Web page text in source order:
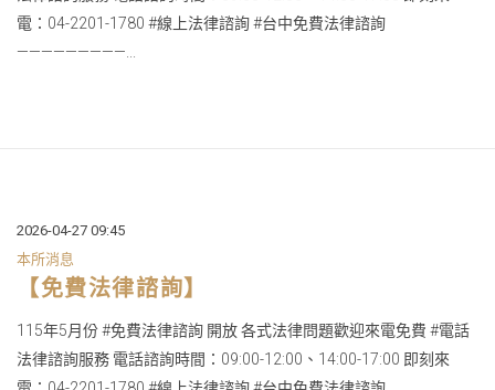
電：04-2201-1780 #線上法律諮詢 #台中免費法律諮詢
—————————...
2026-04-27 09:45
本所消息
【免費法律諮詢】
115年5月份 #免費法律諮詢 開放 各式法律問題歡迎來電免費 #電話
法律諮詢服務 電話諮詢時間：09:00-12:00、14:00-17:00 即刻來